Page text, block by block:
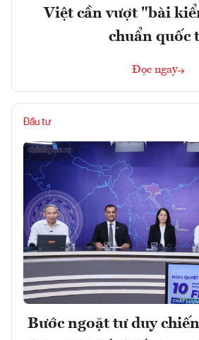
Việt cần vượt "bài
chuẩn quốc
Đọc ngay
Đầu tư
Bước ngoặt tư duy